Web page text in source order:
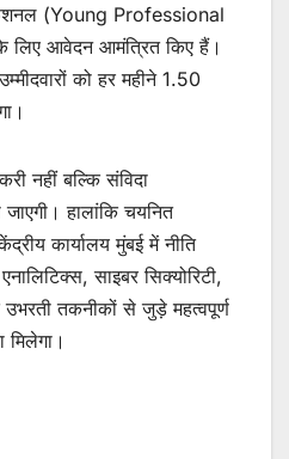
(Young Professional
लिए आवेदन आमंत्रित किए हैं।
को हर महीने 1.50
नहीं बल्कि संविदा
हालांकि चयनित
कार्यालय मुंबई में नीति
साइबर सिक्योरिटी,
तकनीकों से जुड़े महत्वपूर्ण
मिलेगा।